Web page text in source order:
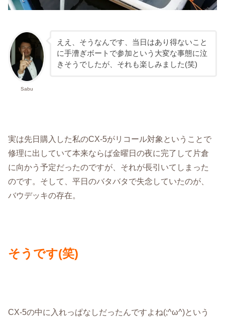
Sabu
ええ、そうなんです、当日はあり得ないこと
に手漕ぎボートで参加という大変な事態に泣
きそうでしたが、それも楽しみました(笑)
実は先日購入した私のCX-5がリコール対象ということで
修理に出していて本来ならば金曜日の夜に完了して片倉
に向かう予定だったのですが、それが長引いてしまった
のです。そして、平日のバタバタで失念していたのが、
バウデッキの存在。
そうです(笑)
CX-5の中に入れっぱなしだったんですよね(;^ω^)という